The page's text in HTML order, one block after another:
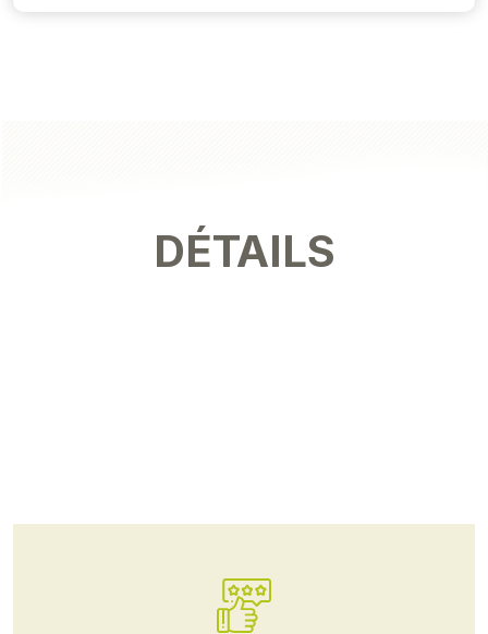
DÉTAILS